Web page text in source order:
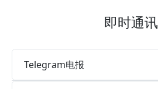
即时通讯
Telegram电报